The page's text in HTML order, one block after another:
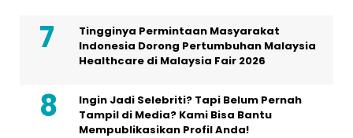
Tingginya Permintaan Masyarakat
Indonesia Dorong Pertumbuhan Malaysia
Healthcare di Malaysia Fair 2026
Ingin Jadi Selebriti? Tapi Belum Pernah
Tampil di Media? Kami Bisa Bantu
Mempublikasikan Profil Anda!